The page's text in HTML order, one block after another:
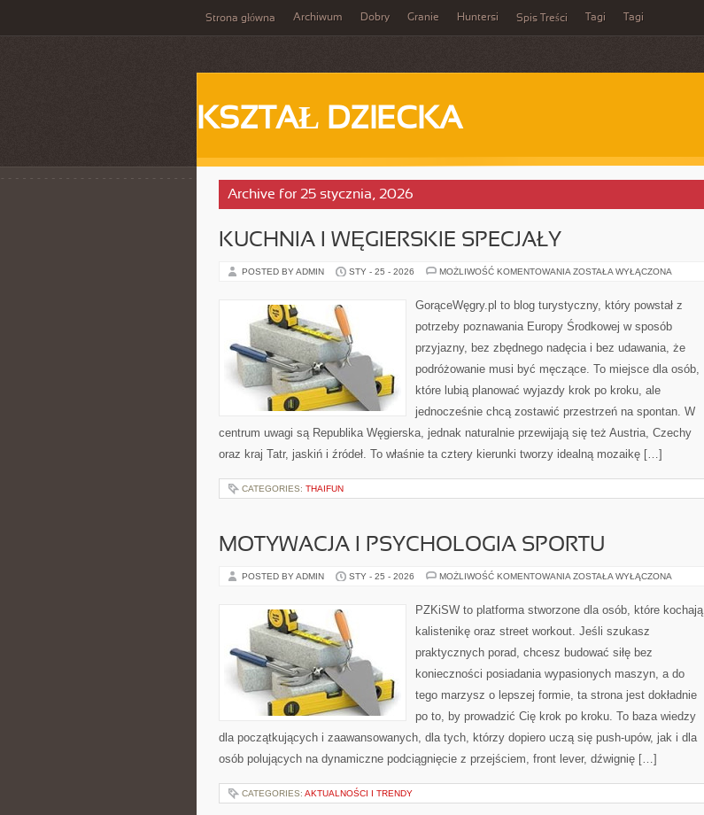
Strona główna Archiwum Dobry Granie Huntersi Spis Treści Tagi Tagi
KSZTAŁ DZIECKA
Archive for 25 stycznia, 2026
KUCHNIA I WĘGIERSKIE SPECJAŁY
POSTED BY ADMIN STY - 25 - 2026 MOŻLIWOŚĆ KOMENTOWANIA KUCHNIA
SPECJAŁY
ZOSTAŁA WYŁĄCZONA
GorąceWęgry.pl to blog turystyczny, który powstał z
potrzeby poznawania Europy Środkowej w sposób
przyjazny, bez zbędnego nadęcia i bez udawania, że
podróżowanie musi być męczące. To miejsce dla osób,
które lubią planować wyjazdy krok po kroku, ale
jednocześnie chcą zostawić przestrzeń na spontan. W
centrum uwagi są Republika Węgierska, jednak naturalnie przewijają się też Austria, Czechy
oraz kraj Tatr, jaskiń i źródeł. To właśnie ta cztery kierunki tworzy idealną mozaikę […]
CATEGORIES: THAIFUN
MOTYWACJA I PSYCHOLOGIA SPORTU
POSTED BY ADMIN STY - 25 - 2026 MOŻLIWOŚĆ KOMENTOWANIA MOTYWACJA
SPORTU
ZOSTAŁA WYŁĄCZONA
PZKiSW to platforma stworzone dla osób, które kochają
kalistenikę oraz street workout. Jeśli szukasz
praktycznych porad, chcesz budować siłę bez
konieczności posiadania wypasionych maszyn, a do
tego marzysz o lepszej formie, ta strona jest dokładnie
po to, by prowadzić Cię krok po kroku. To baza wiedzy
dla początkujących i zaawansowanych, dla tych, którzy dopiero uczą się push-upów, jak i dla
osób polujących na dynamiczne podciągnięcie z przejściem, front lever, dźwignię […]
CATEGORIES: AKTUALNOŚCI I TRENDY